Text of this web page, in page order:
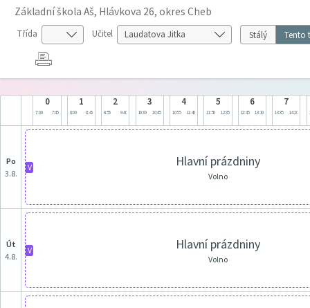
Základní škola Aš, Hlávkova 26, okres Cheb
Třída Učitel Stálý Tento
0
7:00 7:45
1
8:00 8:45
2
8:55 9:40
3
10:00 10:45
4
10:55 11:40
5
11:50 12:35
6
12:45 13:30
7
13:35 14:20
po
3.8.
V Hlavní prázdniny
Volno
út
4.8.
V Hlavní prázdniny
Volno